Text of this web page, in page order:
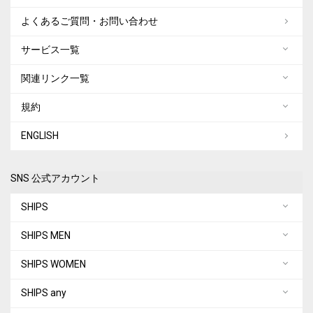
よくあるご質問・お問い合わせ
サービス一覧
関連リンク一覧
規約
ENGLISH
SNS 公式アカウント
SHIPS
SHIPS MEN
SHIPS WOMEN
SHIPS any